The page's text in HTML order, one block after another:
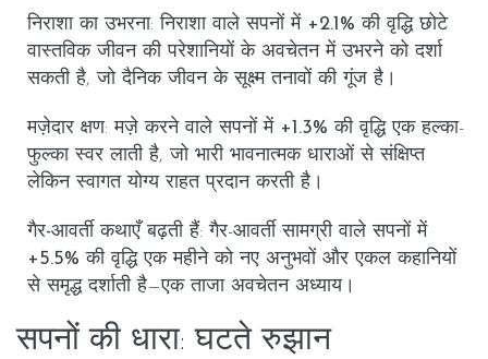
निराशा का उभरना: निराशा वाले सपनों में +2.1% की वृद्धि छोटे
वास्तविक जीवन की परेशानियों के अवचेतन में उभरने को दर्शा
सकती है, जो दैनिक जीवन के सूक्ष्म तनावों की गूंज है।
मज़ेदार क्षण: मज़े करने वाले सपनों में +1.3% की वृद्धि एक हल्का-
फुल्का स्वर लाती है, जो भारी भावनात्मक धाराओं से संक्षिप्त
लेकिन स्वागत योग्य राहत प्रदान करती है।
गैर-आवर्ती कथाएँ बढ़ती हैं: गैर-आवर्ती सामग्री वाले सपनों में
+5.5% की वृद्धि एक महीने को नए अनुभवों और एकल कहानियों
से समृद्ध दर्शाती है—एक ताजा अवचेतन अध्याय।
सपनों की धारा: घटते रुझान